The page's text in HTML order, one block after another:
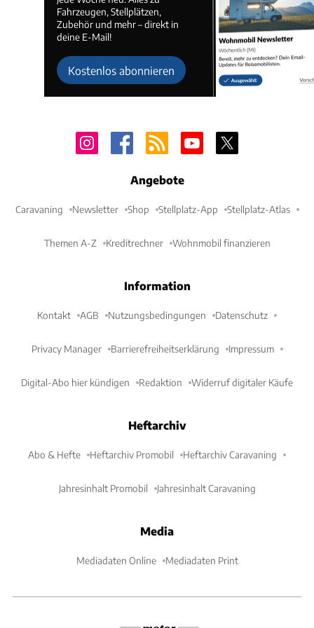
Fahrzeugen, Stellplätzen,
Zubehör und mehr – direkt in
deine E-Mail!
Kostenlos abonnieren
Angebote
Caravaning Newsletter Shop Stellplatz-App Stellplatz-Atlas
Themen A-Z Kreditrechner Wohnmobil finanzieren
Information
Kontakt AGB Nutzungsbedingungen Datenschutz
Privacy Manager Barrierefreiheitserklärung Impressum
Digital-Abo hier kündigen Redaktion Widerruf digitaler Käufe
Heftarchiv
Abo & Hefte Heftarchiv Promobil Heftarchiv Caravaning
Jahresinhalt Promobil Jahresinhalt Caravaning
Media
Mediadaten Online Mediadaten Print